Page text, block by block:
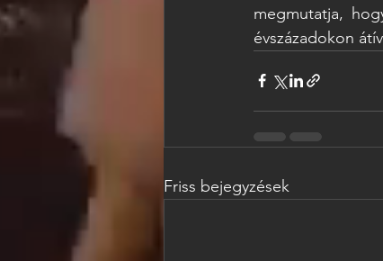
megmutatja,
évszázadokon
Friss bejegyzések